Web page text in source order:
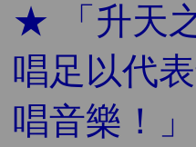
★ 「升天
唱足以代
唱音樂！